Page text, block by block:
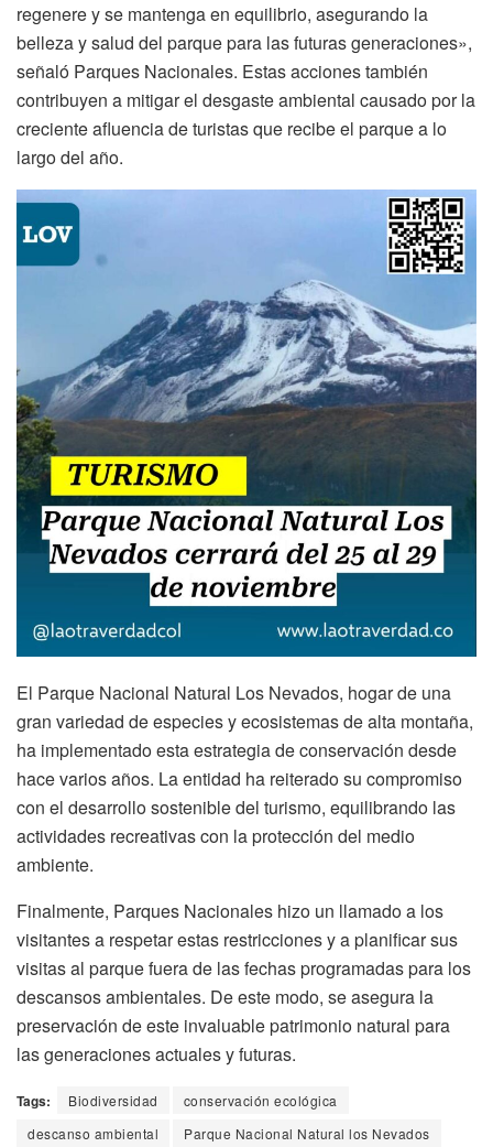
regenere y se mantenga en equilibrio, asegurando la
belleza y salud del parque para las futuras generaciones»,
señaló Parques Nacionales. Estas acciones también
contribuyen a mitigar el desgaste ambiental causado por la
creciente afluencia de turistas que recibe el parque a lo
largo del año.
El Parque Nacional Natural Los Nevados, hogar de una
gran variedad de especies y ecosistemas de alta montaña,
ha implementado esta estrategia de conservación desde
hace varios años. La entidad ha reiterado su compromiso
con el desarrollo sostenible del turismo, equilibrando las
actividades recreativas con la protección del medio
ambiente.
Finalmente, Parques Nacionales hizo un llamado a los
visitantes a respetar estas restricciones y a planificar sus
visitas al parque fuera de las fechas programadas para los
descansos ambientales. De este modo, se asegura la
preservación de este invaluable patrimonio natural para
las generaciones actuales y futuras.
Tags: Biodiversidad
conservación ecológica
descanso ambiental
Parque Nacional Natural los Nevados